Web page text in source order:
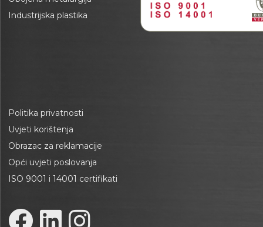
Industrijska plastika
Politika privatnosti
Uvjeti korištenja
Obrazac za reklamacije
Opći uvjeti poslovanja
ISO 9001 i 14001 certifikati